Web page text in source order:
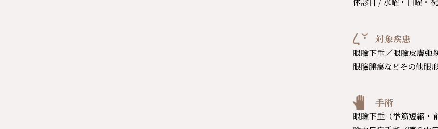
対象疾患
眼瞼下垂／眼瞼皮膚弛
眼瞼腫瘍などその他眼
手術
眼瞼下垂（挙筋短縮・